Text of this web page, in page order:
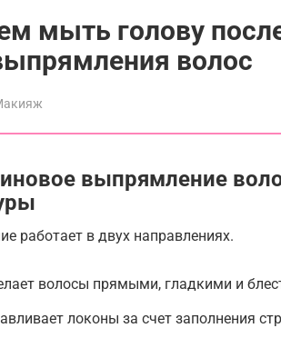
мыть голову
волос
выпрямление
работает в двух направлениях.
волосы прямыми, гладкими и
локоны за счет заполнения